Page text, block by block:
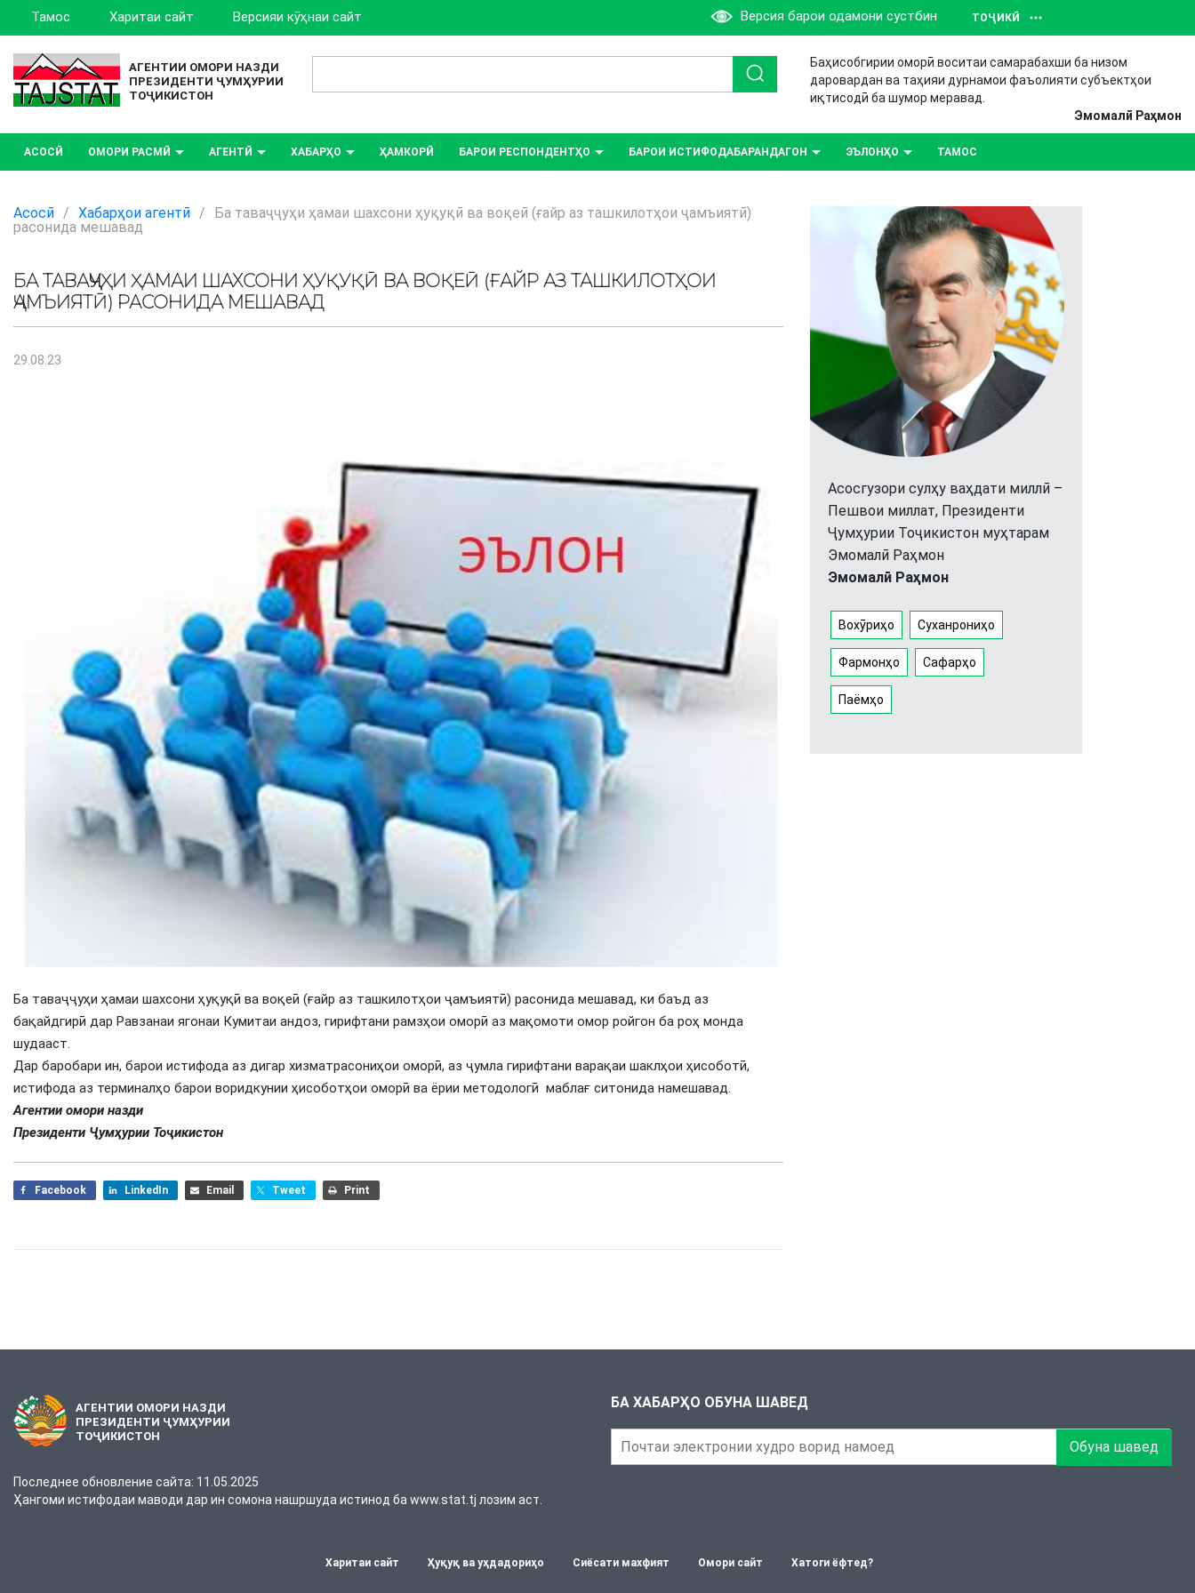
Тамос Харитаи сайт Версияи кӯҳнаи сайт Версия барои одамони сустбин ТОҶИКӢ
АГЕНТИИ ОМОРИ НАЗДИ
ПРЕЗИДЕНТИ ҶУМҲУРИИ
ТОҶИКИСТОН
Баҳисобгирии оморӣ воситаи самарабахши ба низом
даровардан ва таҳияи дурнамои фаъолияти субъектҳои
иқтисодӣ ба шумор меравад.
Эмомалӣ Раҳмон
АСОСӢ ОМОРИ РАСМӢ АГЕНТӢ ХАБАРҲО ҲАМКОРӢ БАРОИ РЕСПОНДЕНТҲО БАРОИ ИСТИФОДАБАРАНДАГОН ЭЪЛОНҲО ТАМОС
Асосӣ / Хабарҳои агентӣ /
Ба таваҷҷуҳи ҳамаи шахсони ҳуқуқӣ ва воқеӣ (ғайр аз ташкилотҳои ҷамъиятӣ)
расонида мешавад
БА ТАВАҶҶУҲИ ҲАМАИ ШАХСОНИ ҲУҚУҚӢ ВА ВОҚЕӢ (ҒАЙР АЗ ТАШКИЛОТҲОИ
ҶАМЪИЯТӢ) РАСОНИДА МЕШАВАД
29.08.23
Ба таваҷҷуҳи ҳамаи шахсони ҳуқуқӣ ва воқеӣ (ғайр аз ташкилотҳои ҷамъиятӣ) расонида мешавад, ки баъд аз
бақайдгирӣ дар Равзанаи ягонаи Кумитаи андоз, гирифтани рамзҳои оморӣ аз мақомоти омор ройгон ба роҳ монда
шудааст.
Дар баробари ин, барои истифода аз дигар хизматрасониҳои оморӣ, аз ҷумла гирифтани варақаи шаклҳои ҳисоботӣ,
истифода аз терминалҳо барои воридкунии ҳисоботҳои оморӣ ва ёрии методологӣ маблағ ситонида намешавад.
Агентии омори назди
Президенти Ҷумҳурии Тоҷикистон
Facebook LinkedIn Email Tweet Print
Асосгузори сулҳу ваҳдати миллӣ –
Пешвои миллат, Президенти
Ҷумҳурии Тоҷикистон муҳтарам
Эмомалӣ Раҳмон
Эмомалӣ Раҳмон
Вохӯриҳо Суханрониҳо
Фармонҳо Сафарҳо
Паёмҳо
АГЕНТИИ ОМОРИ НАЗДИ
ПРЕЗИДЕНТИ ҶУМҲУРИИ
ТОҶИКИСТОН
Последнее обновление сайта: 11.05.2025
Ҳангоми истифодаи маводи дар ин сомона нашршуда истинод ба www.stat.tj лозим аст.
БА ХАБАРҲО ОБУНА ШАВЕД
Обуна шавед
Харитаи сайт Ҳуқуқ ва уҳдадориҳо Сиёсати махфият Омори сайт Хатоги ёфтед?